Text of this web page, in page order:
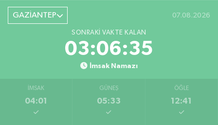
GAZİANTEP 07.08.2026
SONRAKI VAKTE KALAN
03:06:35
İmsak Namazı
İMSAK
04:01
GÜNEŞ
05:33
ÖĞLE
12:41